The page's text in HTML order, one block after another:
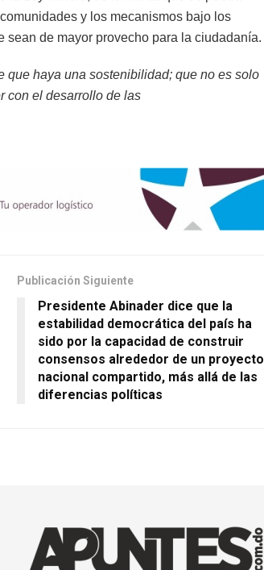
y los mecanismos bajo los
sean de mayor provecho para la ciudadanía.
que haya una sostenibilidad; que no es solo
con el desarrollo de las
Publicación Siguiente
Presidente Abinader dice que la
estabilidad democrática del país ha
sido por la capacidad de construir
consensos alrededor de un proyecto
nacional compartido, más allá de las
diferencias políticas